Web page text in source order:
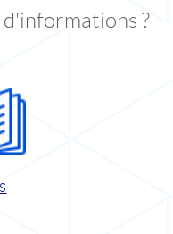
d'informations ?